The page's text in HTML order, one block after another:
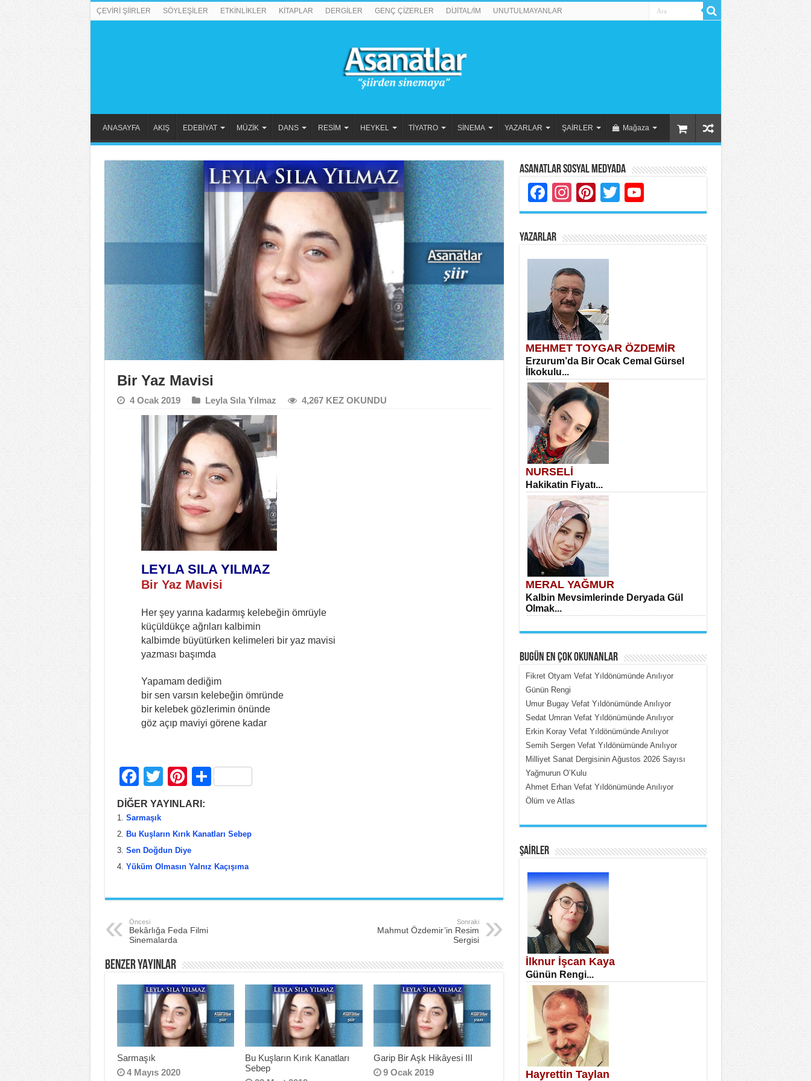
ÇEVİRİ ŞİİRLER SÖYLEŞİLER ETKİNLİKLER KİTAPLAR DERGİLER GENÇ ÇİZERLER DİJİTAL/İM UNUTULMAYANLAR
ANASAYFA AKIŞ EDEBİYAT MÜZİK DANS RESİM HEYKEL TİYATRO SİNEMA YAZARLAR ŞAİRLER Mağaza
Bir Yaz Mavisi
4 Ocak 2019 Leyla Sıla Yılmaz 4,267 KEZ OKUNDU
LEYLA SILA YILMAZ
Bir Yaz Mavisi
Her şey yarına kadarmış kelebeğin ömrüyle
küçüldükçe ağrıları kalbimin
kalbimde büyütürken kelimeleri bir yaz mavisi
yazması başımda
Yapamam dediğim
bir sen varsın kelebeğin ömründe
bir kelebek gözlerimin önünde
göz açıp maviyi görene kadar
F
a
c
e
b
o
o
T
wi
er
Pi
nt
e
st
S
e
DİĞER YAYINLARI:
Sarmaşık
Bu Kuşların Kırık Kanatları Sebep
Sen Doğdun Diye
Yüküm Olmasın Yalnız Kaçışıma
Öncesi
Bekârlığa Feda Filmi
Sinemalarda
Sonraki
Mahmut Özdemir’in Resim
Sergisi
BENZER YAYINLAR
Sarmaşık
4 Mayıs 2020
Bu Kuşların Kırık Kanatları
Sebep
Garip Bir Aşk Hikâyesi III
9 Ocak 2019
Asanatlar Sosyal Medyada
Facebook
Instagram
Pinterest
Twitter
YAZARLAR
MEHMET TOYGAR ÖZDEMİR
Erzurum’da Bir Ocak Cemal Gürsel
İlkokulu...
NURSELİ
Hakikatin Fiyatı...
MERAL YAĞMUR
Kalbin Mevsimlerinde Deryada Gül
Olmak...
MEHMET ÇOBAN
İçerdeki Put Dışardaki Maskeler...
SATILMIŞ ÜMİT ÇETİNKAYA
Erkenlik...
NECLA DİLEK ARSLAN
Öğretmenler Günü Mahkemesi...
BUGÜN EN ÇOK OKUNANLAR
Fikret Otyam Vefat Yıldönümünde Anılıyor
Günün Rengi
Umur Bugay Vefat Yıldönümünde Anılıyor
Sedat Umran Vefat Yıldönümünde Anılıyor
Erkin Koray Vefat Yıldönümünde Anılıyor
Semih Sergen Vefat Yıldönümünde Anılıyor
Milliyet Sanat Dergisinin Ağustos 2026 Sayısı
Yağmurun O’Kulu
Ahmet Erhan Vefat Yıldönümünde Anılıyor
Ölüm ve Atlas
ŞAİRLER
İlknur İşcan Kaya
Günün Rengi...
Hayrettin Taylan